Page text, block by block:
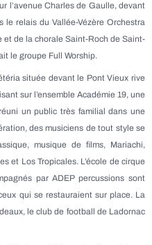
l’avenue Charles de Gaulle, devant
le relais du Vallée-Vézère Orchestra
de la chorale Saint-Roch de Saint-
le groupe Full Worship.
située devant le Pont Vieux rive
sur l’ensemble Académie 19, une
un public très familial dans une
des musiciens de tout style se
musique de films, Mariachi,
et Los Tropicales. L’école de cirque
par ADEP percussions sont
qui se restauraient sur place. La
le club de football de Ladornac